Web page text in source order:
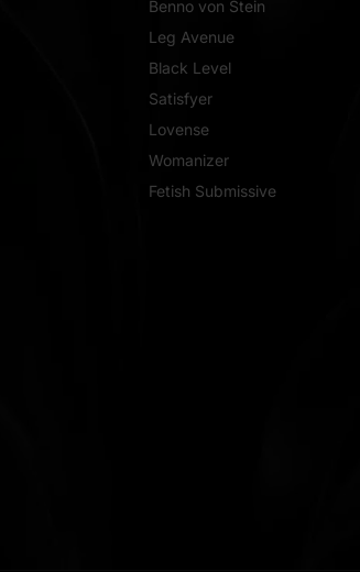
Benno von Stein
Leg Avenue
Black Level
Satisfyer
Lovense
Womanizer
Fetish Submissive